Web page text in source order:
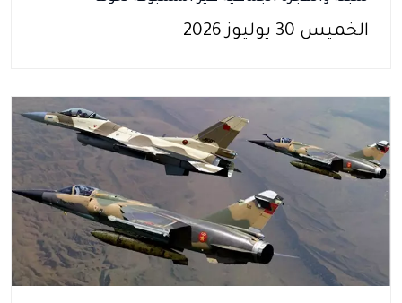
الخميس 30 يوليوز 2026